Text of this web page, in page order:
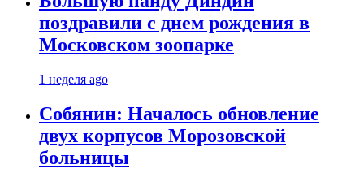
поздравили с днем рождения в
Московском зоопарке
1 неделя ago
Собянин: Началось обновление
двух корпусов Морозовской
больницы